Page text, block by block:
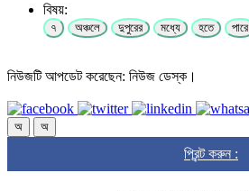
বিষয়:
৭ অঞ্চলে দুপুরের মধ্যে হতে পারে
নিউজটি আপডেট করেছেন: নিউজ ডেস্ক।
অ অ
প্রিন্ট করুন :